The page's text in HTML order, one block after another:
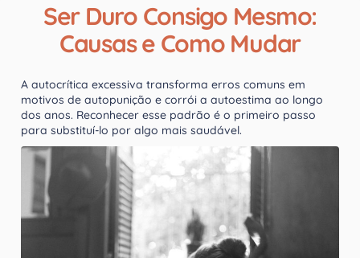
Ser Duro Consigo Mesmo:
Causas e Como Mudar
A autocrítica excessiva transforma erros comuns em
motivos de autopunição e corrói a autoestima ao longo
dos anos. Reconhecer esse padrão é o primeiro passo
para substituí-lo por algo mais saudável.